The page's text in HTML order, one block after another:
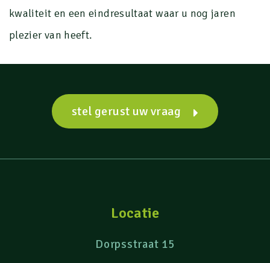
kwaliteit en een eindresultaat waar u nog jaren
plezier van heeft.
stel gerust uw vraag
Locatie
Dorpsstraat 15